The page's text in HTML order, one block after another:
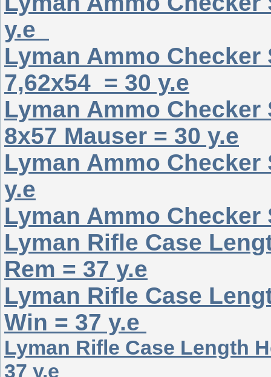
у.е
Lyman Ammo Checker
7,62х54 = 30 у.е
Lyman Ammo Checker
8х57 Mauser = 30 у.е
Lyman Ammo Checker
у.е
Lyman Ammo Checker
Lyman Rifle Case
Rem = 37 у.е
Lyman Rifle Case
Win = 37 у.е
Lyman Rifle Case Length
37 у.е